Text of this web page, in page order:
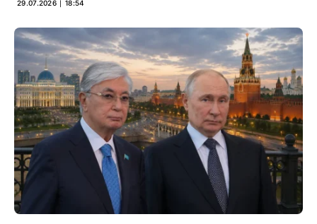
29.07.2026 ∣ 18:54